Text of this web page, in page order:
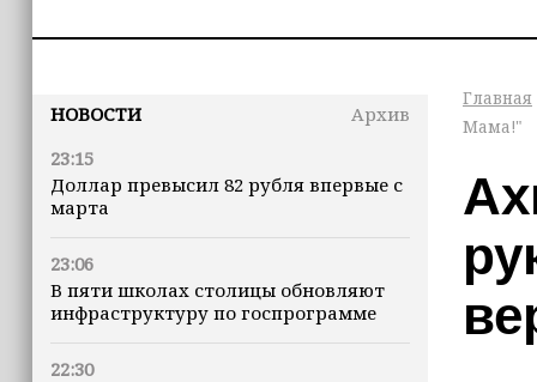
НОВОСТИ
Архив
23:15
Доллар превысил 82 рубля впервые с
марта
23:06
В пяти школах столицы обновляют
инфраструктуру по госпрограмме
22:30
Главная
Мама!"